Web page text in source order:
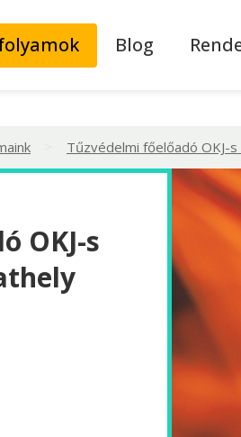
Blog
Tűzvédelmi főelőadó OKJ-
OKJ-s